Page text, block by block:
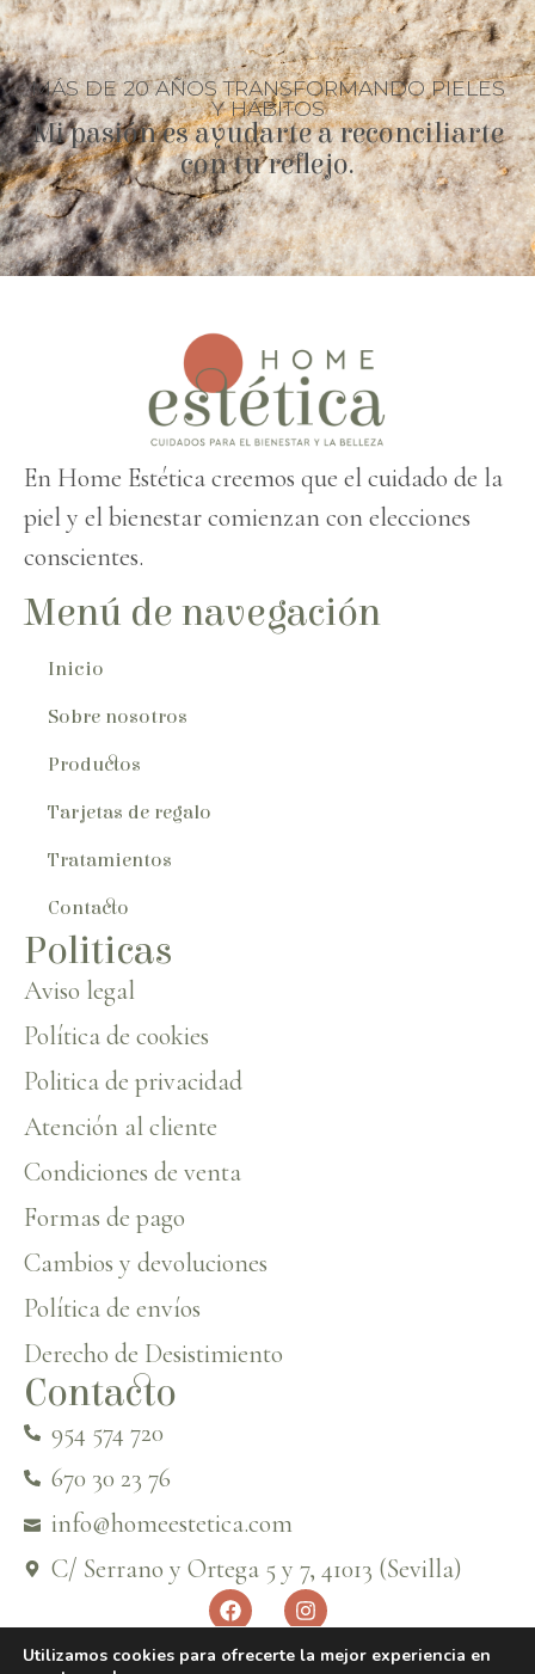
MÁS DE 20 AÑOS TRANSFORMANDO PIELES
Y HÁBITOS
Mi pasión es ayudarte a reconciliarte
con tu reflejo.
En Home Estética creemos que el cuidado de la
piel y el bienestar comienzan con elecciones
conscientes.
Menú de navegación
Inicio
Sobre nosotros
Productos
Tarjetas de regalo
Tratamientos
Contacto
Politicas
Aviso legal
Política de cookies
Politica de privacidad
Atención al cliente
Condiciones de venta
Formas de pago
Cambios y devoluciones
Política de envíos
Derecho de Desistimiento
Contacto
954 574 720
670 30 23 76
info@homeestetica.com
C/ Serrano y Ortega 5 y 7, 41013 (Sevilla)
Utilizamos cookies para ofrecerte la mejor experiencia en